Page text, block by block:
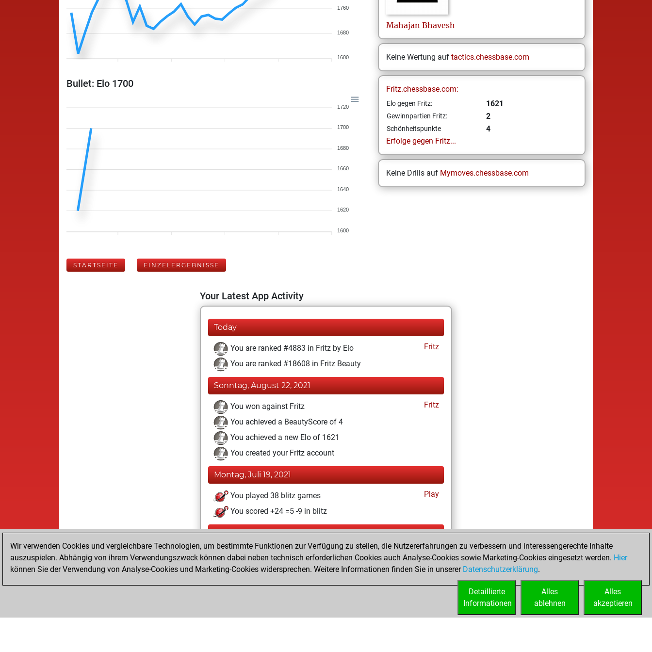
1760
1680
1600
Bullet: Elo 1700
1720
1700
1680
1660
1640
1620
1600
Mahajan Bhavesh
Keine Wertung auf tactics.chessbase.com
Fritz.chessbase.com:
Elo gegen Fritz: 1621
Gewinnpartien Fritz: 2
Schönheitspunkte
4
Erfolge gegen Fritz...
Keine Drills auf Mymoves.chessbase.com
STARTSEITE EINZELERGEBNISSE
Your Latest App Activity
Today
You are ranked #4883 in Fritz by Elo
Fritz
You are ranked #18608 in Fritz Beauty
Sonntag, August 22, 2021
You won against Fritz
Fritz
You achieved a BeautyScore of 4
You achieved a new Elo of 1621
You created your Fritz account
Montag, Juli 19, 2021
You played 38 blitz games
Play
You scored +24 =5 -9 in blitz
Dienstag, Oktober 8, 2019
You played 1 bullet games
Play
You scored +1 =0 -0 in bullet
Wir verwenden Cookies und vergleichbare Technologien, um bestimmte Funktionen zur Verfügung zu stellen, die Nutzererfahrungen zu verbessern und interessengerechte Inhalte
auszuspielen. Abhängig von ihrem Verwendungszweck können dabei neben technisch erforderlichen Cookies auch Analyse-Cookies sowie Marketing-Cookies eingesetzt werden. Hier
können Sie der Verwendung von Analyse-Cookies und Marketing-Cookies widersprechen. Weitere Informationen finden Sie in unserer Datenschutzerklärung.
Alles
akzeptieren
Alles
ablehnen
Detaillierte
Informationen